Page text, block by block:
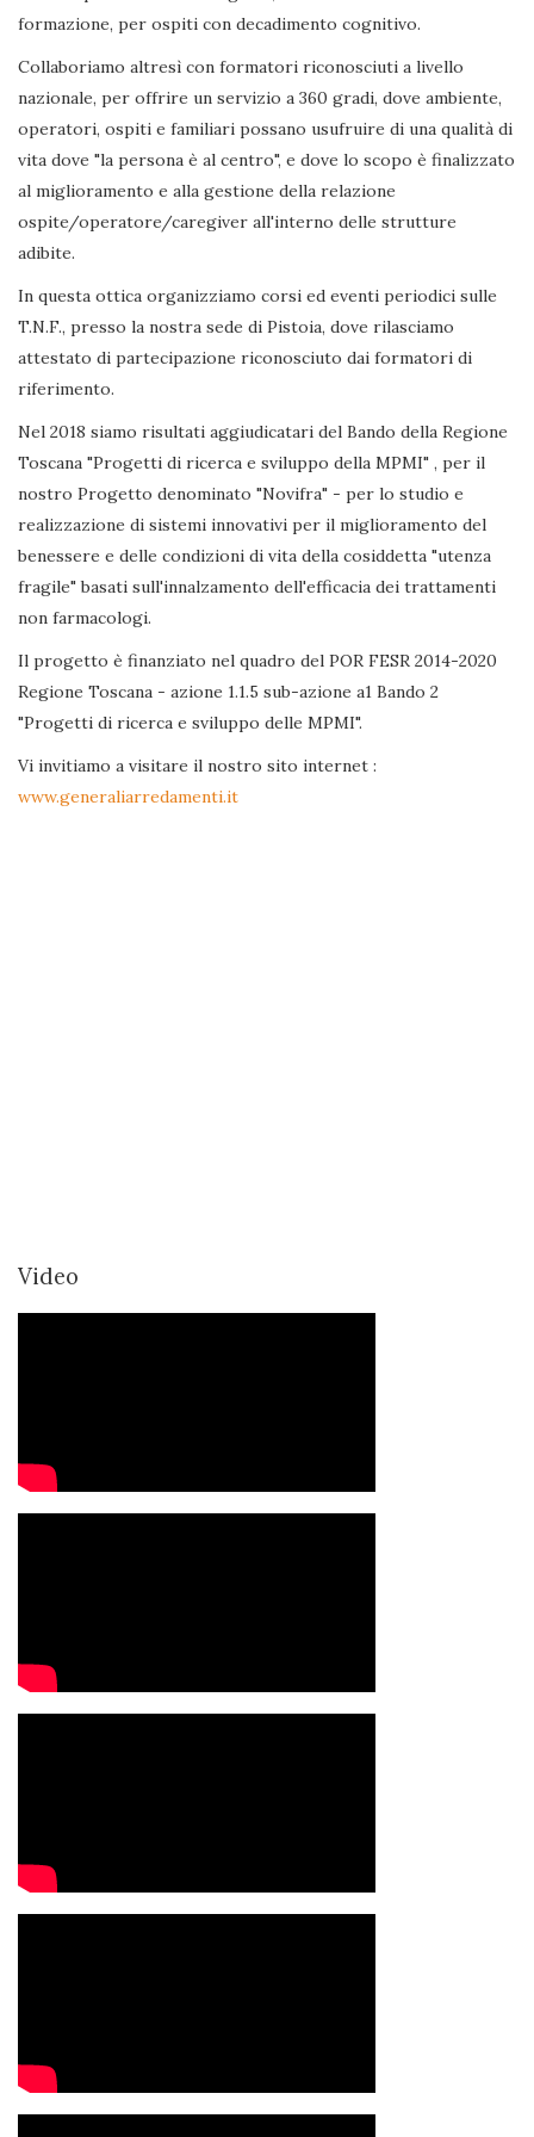
formazione, per ospiti con decadimento cognitivo.
Collaboriamo altresì con formatori riconosciuti a livello
nazionale, per offrire un servizio a 360 gradi, dove ambiente,
operatori, ospiti e familiari possano usufruire di una qualità di
vita dove "la persona è al centro", e dove lo scopo è finalizzato
al miglioramento e alla gestione della relazione
ospite/operatore/caregiver all'interno delle strutture
adibite.
In questa ottica organizziamo corsi ed eventi periodici sulle
T.N.F., presso la nostra sede di Pistoia, dove rilasciamo
attestato di partecipazione riconosciuto dai formatori di
riferimento.
Nel 2018 siamo risultati aggiudicatari del Bando della Regione
Toscana "Progetti di ricerca e sviluppo della MPMI" , per il
nostro Progetto denominato "Novifra" - per lo studio e
realizzazione di sistemi innovativi per il miglioramento del
benessere e delle condizioni di vita della cosiddetta "utenza
fragile" basati sull'innalzamento dell'efficacia dei trattamenti
non farmacologi.
Il progetto è finanziato nel quadro del POR FESR 2014-2020
Regione Toscana - azione 1.1.5 sub-azione a1 Bando 2
"Progetti di ricerca e sviluppo delle MPMI".
Vi invitiamo a visitare il nostro sito internet :
www.generaliarredamenti.it
Video